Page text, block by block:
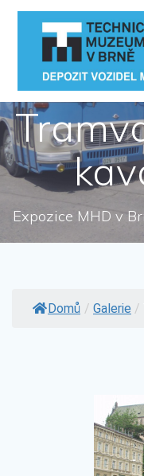
Expozice MHD v
Domů / Galerie /